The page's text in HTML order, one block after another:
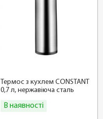
Термос з кухлем CONSTANT
0,7 л, нержавіюча сталь
В наявності